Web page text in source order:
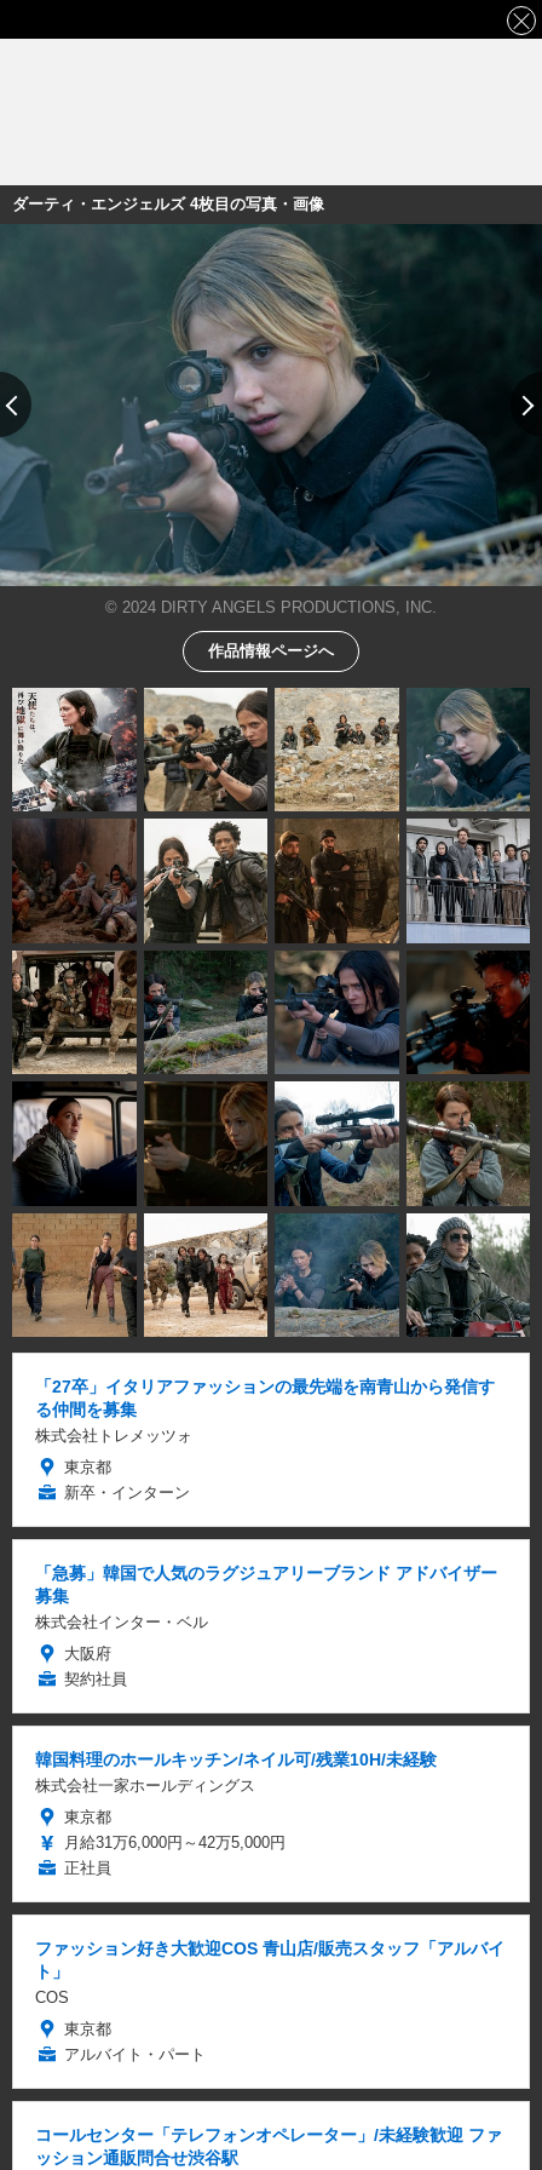
ダーティ・エンジェルズ 4枚目の写真・画像
© 2024 DIRTY ANGELS PRODUCTIONS, INC.
作品情報ページへ
「27卒」イタリアファッションの最先端を南青山から発信す
る仲間を募集
株式会社トレメッツォ
東京都
新卒・インターン
「急募」韓国で人気のラグジュアリーブランド アドバイザー
募集
株式会社インター・ベル
大阪府
契約社員
韓国料理のホールキッチン/ネイル可/残業10H/未経験
株式会社一家ホールディングス
東京都
月給31万6,000円～42万5,000円
正社員
ファッション好き大歓迎COS 青山店/販売スタッフ「アルバイ
ト」
COS
東京都
アルバイト・パート
コールセンター「テレフォンオペレーター」/未経験歓迎 ファ
ッション通販問合せ渋谷駅